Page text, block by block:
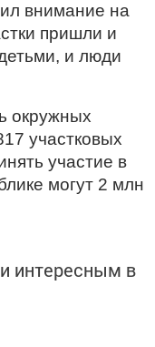
внимание на
пришли и
и люди
окружных
участковых
участие в
могут 2 млн
интересным в